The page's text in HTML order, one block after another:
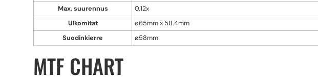
Max. suurennus
0.12x
Ulkomitat
ø65mm x 58.4mm
Suodinkierre
ø58mm
MTF CHART